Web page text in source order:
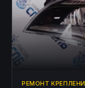
РЕМОНТ